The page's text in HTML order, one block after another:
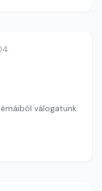
válogatunk